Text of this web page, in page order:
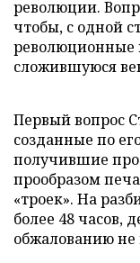
революции.
чтобы, с одной
революционные
сложившуюся
Первый вопрос
созданные по
получившие
прообразом
«троек». На
более 48 часов,
обжалованию